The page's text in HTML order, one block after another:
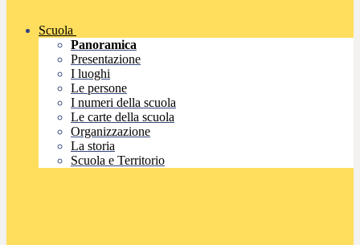
Scuola
Panoramica
Presentazione
I luoghi
Le persone
I numeri della scuola
Le carte della scuola
Organizzazione
La storia
Scuola e Territorio